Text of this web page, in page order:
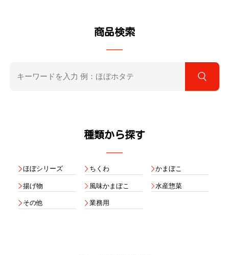
商品検索
種類から探す
ほぼシリーズ ちくわ かまぼこ
揚げ物 風味かまぼこ 水産惣菜
その他 業務用